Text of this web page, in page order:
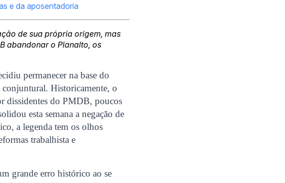
e da aposentadoria
de sua própria origem, mas
abandonar o Planalto, os
permanecer na base do
Historicamente, o
dissidentes do PMDB, poucos
esta semana a negação de
a legenda tem os olhos
trabalhista e
grande erro histórico ao se